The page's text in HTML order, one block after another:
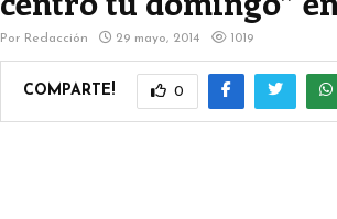
Por Redacción 29 mayo, 2014 1019
COMPARTE! 0